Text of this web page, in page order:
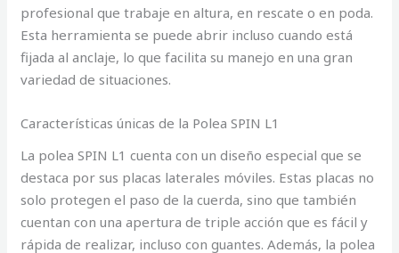
profesional que trabaje en altura, en rescate o en poda.
Esta herramienta se puede abrir incluso cuando está
fijada al anclaje, lo que facilita su manejo en una gran
variedad de situaciones.
Características únicas de la Polea SPIN L1
La polea SPIN L1 cuenta con un diseño especial que se
destaca por sus placas laterales móviles. Estas placas no
solo protegen el paso de la cuerda, sino que también
cuentan con una apertura de triple acción que es fácil y
rápida de realizar, incluso con guantes. Además, la polea